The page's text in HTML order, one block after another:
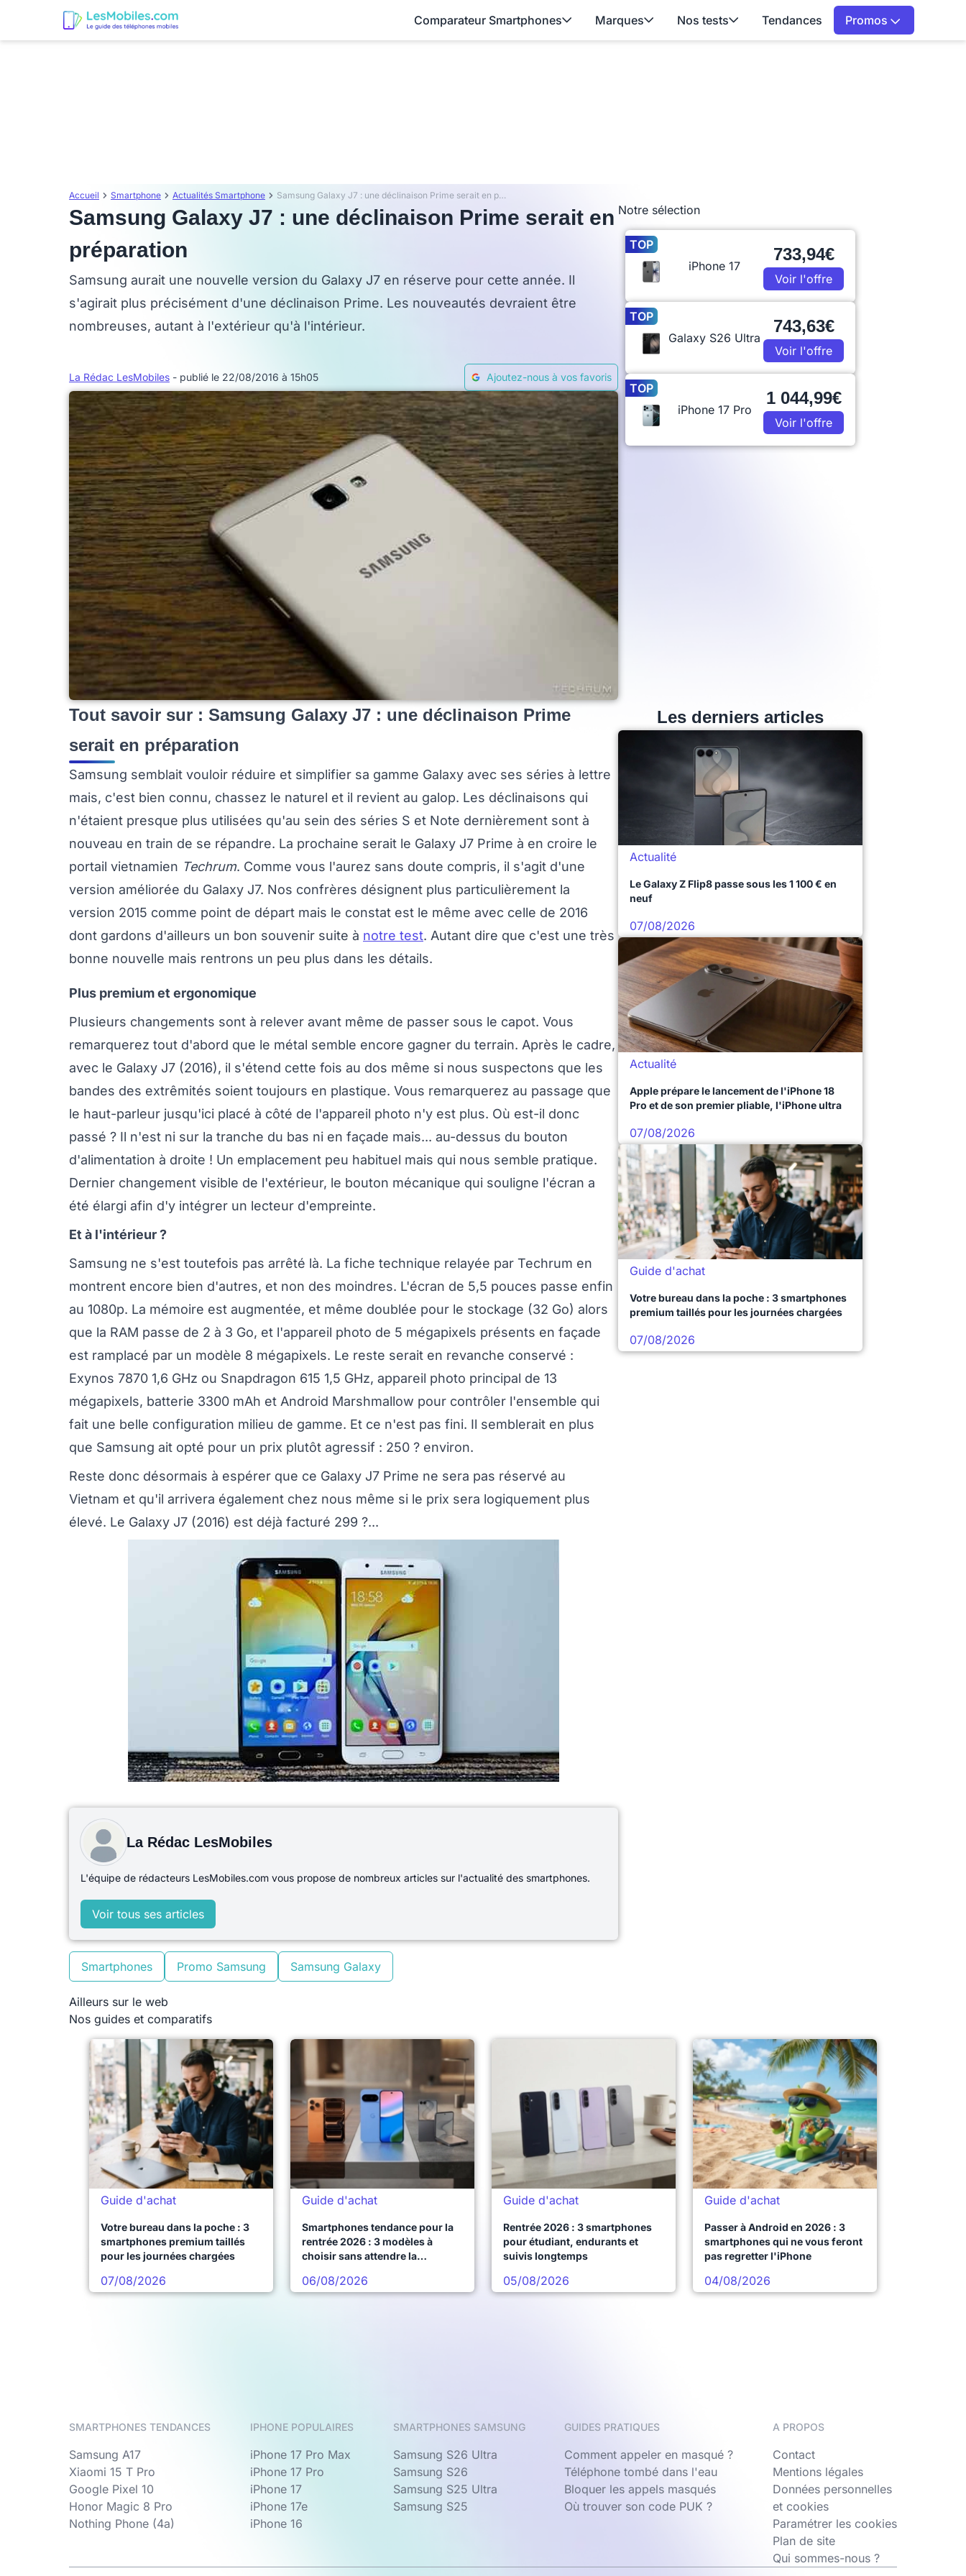
Comparateur Smartphones Marques Nos tests Tendances Promos
Accueil Smartphone Actualités Smartphone Samsung Galaxy J7 : une déclinaison Prime serait en préparation
Samsung Galaxy J7 : une déclinaison Prime serait en
préparation
Samsung aurait une nouvelle version du Galaxy J7 en réserve pour cette année. Il
s'agirait plus précisément d'une déclinaison Prime. Les nouveautés devraient être
nombreuses, autant à l'extérieur qu'à l'intérieur.
La Rédac LesMobiles - publié le 22/08/2016 à 15h05 Ajoutez-nous à vos favoris
Tout savoir sur : Samsung Galaxy J7 : une déclinaison Prime
serait en préparation
Samsung semblait vouloir réduire et simplifier sa gamme Galaxy avec ses séries à lettre
mais, c'est bien connu, chassez le naturel et il revient au galop. Les déclinaisons qui
n'étaient presque plus utilisées qu'au sein des séries S et Note dernièrement sont à
nouveau en train de se répandre. La prochaine serait le Galaxy J7 Prime à en croire le
portail vietnamien Techrum. Comme vous l'aurez sans doute compris, il s'agit d'une
version améliorée du Galaxy J7. Nos confrères désignent plus particulièrement la
version 2015 comme point de départ mais le constat est le même avec celle de 2016
dont gardons d'ailleurs un bon souvenir suite à notre test. Autant dire que c'est une très
bonne nouvelle mais rentrons un peu plus dans les détails.
Plus premium et ergonomique
Plusieurs changements sont à relever avant même de passer sous le capot. Vous
remarquerez tout d'abord que le métal semble encore gagner du terrain. Après le cadre,
avec le Galaxy J7 (2016), il s'étend cette fois au dos même si nous suspectons que les
bandes des extrêmités soient toujours en plastique. Vous remarquerez au passage que
le haut-parleur jusqu'ici placé à côté de l'appareil photo n'y est plus. Où est-il donc
passé ? Il n'est ni sur la tranche du bas ni en façade mais... au-dessus du bouton
d'alimentation à droite ! Un emplacement peu habituel mais qui nous semble pratique.
Dernier changement visible de l'extérieur, le bouton mécanique qui souligne l'écran a
été élargi afin d'y intégrer un lecteur d'empreinte.
Et à l'intérieur ?
Samsung ne s'est toutefois pas arrêté là. La fiche technique relayée par Techrum en
montrent encore bien d'autres, et non des moindres. L'écran de 5,5 pouces passe enfin
au 1080p. La mémoire est augmentée, et même doublée pour le stockage (32 Go) alors
que la RAM passe de 2 à 3 Go, et l'appareil photo de 5 mégapixels présents en façade
est ramplacé par un modèle 8 mégapixels. Le reste serait en revanche conservé :
Exynos 7870 1,6 GHz ou Snapdragon 615 1,5 GHz, appareil photo principal de 13
mégapixels, batterie 3300 mAh et Android Marshmallow pour contrôler l'ensemble qui
fait une belle configuration milieu de gamme. Et ce n'est pas fini. Il semblerait en plus
que Samsung ait opté pour un prix plutôt agressif : 250 ? environ.
Reste donc désormais à espérer que ce Galaxy J7 Prime ne sera pas réservé au
Vietnam et qu'il arrivera également chez nous même si le prix sera logiquement plus
élevé. Le Galaxy J7 (2016) est déjà facturé 299 ?...
La Rédac LesMobiles
L'équipe de rédacteurs LesMobiles.com vous propose de nombreux articles sur l'actualité des smartphones.
Voir tous ses articles
Smartphones Promo Samsung Samsung Galaxy
Ailleurs sur le web
Notre sélection
TOP
iPhone 17
733,94€
Voir l'offre
TOP
Galaxy S26 Ultra
743,63€
Voir l'offre
TOP
iPhone 17 Pro
1 044,99€
Voir l'offre
Les derniers articles
Actualité
Le Galaxy Z Flip8 passe sous les 1 100 € en
neuf
07/08/2026
Actualité
Apple prépare le lancement de l'iPhone 18
Pro et de son premier pliable, l'iPhone ultra
07/08/2026
Guide d'achat
Votre bureau dans la poche : 3 smartphones
premium taillés pour les journées chargées
07/08/2026
Nos guides et comparatifs
Guide d'achat
Votre bureau dans la poche : 3
smartphones premium taillés
pour les journées chargées
07/08/2026
Guide d'achat
Smartphones tendance pour la
rentrée 2026 : 3 modèles à
choisir sans attendre la
06/08/2026
Guide d'achat
Rentrée 2026 : 3 smartphones
pour étudiant, endurants et
suivis longtemps
05/08/2026
Guide d'achat
Passer à Android en 2026 : 3
smartphones qui ne vous feront
pas regretter l'iPhone
04/08/2026
SMARTPHONES TENDANCES
Samsung A17
Xiaomi 15 T Pro
Google Pixel 10
Honor Magic 8 Pro
Nothing Phone (4a)
IPHONE POPULAIRES
iPhone 17 Pro Max
iPhone 17 Pro
iPhone 17
iPhone 17e
iPhone 16
SMARTPHONES SAMSUNG
Samsung S26 Ultra
Samsung S26
Samsung S25 Ultra
Samsung S25
GUIDES PRATIQUES
Comment appeler en masqué ?
Téléphone tombé dans l'eau
Bloquer les appels masqués
Où trouver son code PUK ?
A PROPOS
Contact
Mentions légales
Données personnelles
et cookies
Paramétrer les cookies
Plan de site
Qui sommes-nous ?